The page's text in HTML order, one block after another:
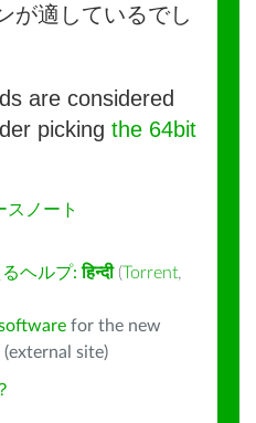
が適しているでし
are considered
picking the 64bit
スノート
るヘルプ:हिन्दी (Torrent,
for the new
site)